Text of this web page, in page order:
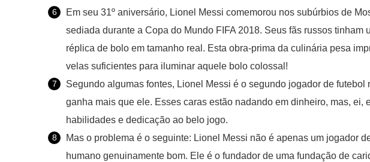
Em seu 31º aniversário, Lionel Messi comemorou nos subúrbios de
sediada durante a Copa do Mundo FIFA 2018. Seus fãs russos tinham
réplica de bolo em tamanho real. Esta obra-prima da culinária pesa
velas suficientes para iluminar aquele bolo colossal!
Segundo algumas fontes, Lionel Messi é o segundo jogador de
ganha mais que ele. Esses caras estão nadando em dinheiro, mas, ei,
habilidades e dedicação ao belo jogo.
Mas o problema é o seguinte: Lionel Messi não é apenas um jogador
humano genuinamente bom. Ele é o fundador de uma fundação de